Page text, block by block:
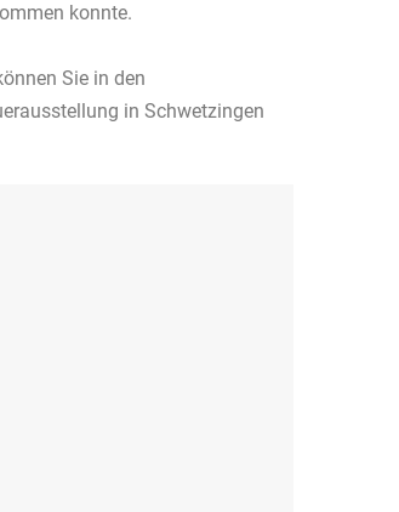
konnte.
Sie in den
in Schwetzingen